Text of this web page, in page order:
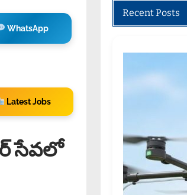
WhatsApp
Latest Jobs
సేవలో
Recent Posts